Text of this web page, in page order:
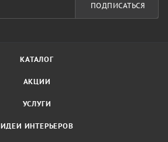
ПОДПИСАТЬСЯ
КАТАЛОГ
АКЦИИ
УСЛУГИ
ИДЕИ ИНТЕРЬЕРОВ